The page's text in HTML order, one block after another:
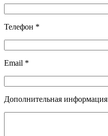
Телефон *
Email *
Дополнительная информация